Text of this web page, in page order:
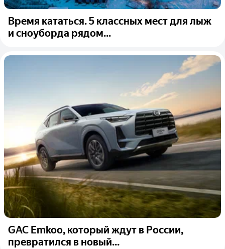
Время кататься. 5 классных мест для лыж
и сноуборда рядом...
GAC Emkoo, который ждут в России,
превратился в новый...